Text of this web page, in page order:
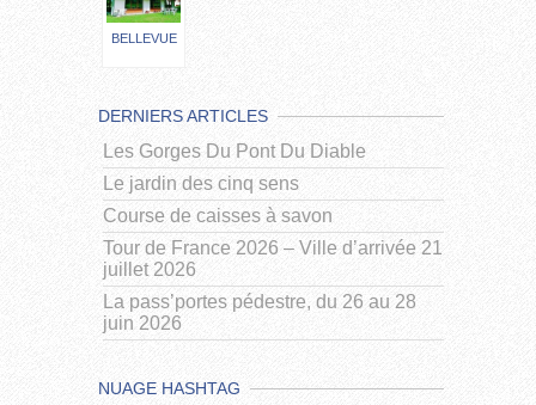
BELLEVUE
DERNIERS ARTICLES
Les Gorges Du Pont Du Diable
Le jardin des cinq sens
Course de caisses à savon
Tour de France 2026 – Ville d’arrivée 21
juillet 2026
La pass’portes pédestre, du 26 au 28
juin 2026
NUAGE HASHTAG